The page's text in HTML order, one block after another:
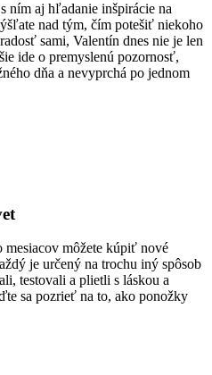
ním aj hľadanie inšpirácie na
nad tým, čím potešiť niekoho
sami, Valentín dnes nie je len
ide o premyslenú pozornosť,
dňa a nevyprchá po jednom
môžete kúpiť nové
je určený na trochu iný spôsob
testovali a plietli s láskou a
sa pozrieť na to, ako ponožky